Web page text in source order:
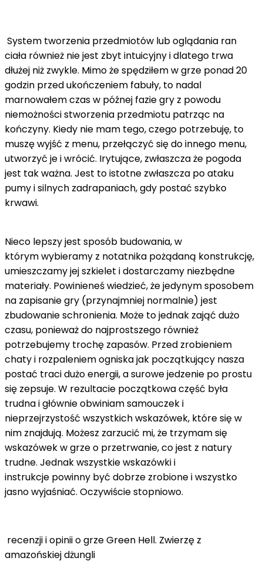
System tworzenia przedmiotów lub oglądania ran
ciała również nie jest zbyt intuicyjny i dlatego trwa
dłużej niż zwykle. Mimo że spędziłem w grze ponad 20
godzin przed ukończeniem fabuły, to nadal
marnowałem czas w późnej fazie gry z powodu
niemożności stworzenia przedmiotu patrząc na
kończyny. Kiedy nie mam tego, czego potrzebuję, to
muszę wyjść z menu, przełączyć się do innego menu,
utworzyć je i wrócić. Irytujące, zwłaszcza że ​​pogoda
jest tak ważna. Jest to istotne zwłaszcza po ataku
pumy i silnych zadrapaniach, gdy postać szybko
krwawi.
Nieco lepszy jest sposób budowania, w
którym wybieramy z notatnika pożądaną konstrukcję,
umieszczamy jej szkielet i dostarczamy niezbędne
materiały. Powinieneś wiedzieć, że jedynym sposobem
na zapisanie gry (przynajmniej normalnie) jest
zbudowanie schronienia. Może to jednak zająć dużo
czasu, ponieważ do najprostszego również
potrzebujemy trochę zapasów. Przed zrobieniem
chaty i rozpaleniem ogniska jak początkujący nasza
postać traci dużo energii, a surowe jedzenie po prostu
się zepsuje. W rezultacie początkowa część była
trudna i głównie obwiniam samouczek i
nieprzejrzystość wszystkich wskazówek, które się w
nim znajdują. Możesz zarzucić mi, że trzymam się
wskazówek w grze o przetrwanie, co jest z natury
trudne. Jednak wszystkie wskazówki i
instrukcje powinny być dobrze zrobione i wszystko
jasno wyjaśniać. Oczywiście stopniowo.
recenzji i opinii o grze Green Hell. Zwierzę z
amazońskiej dżungli